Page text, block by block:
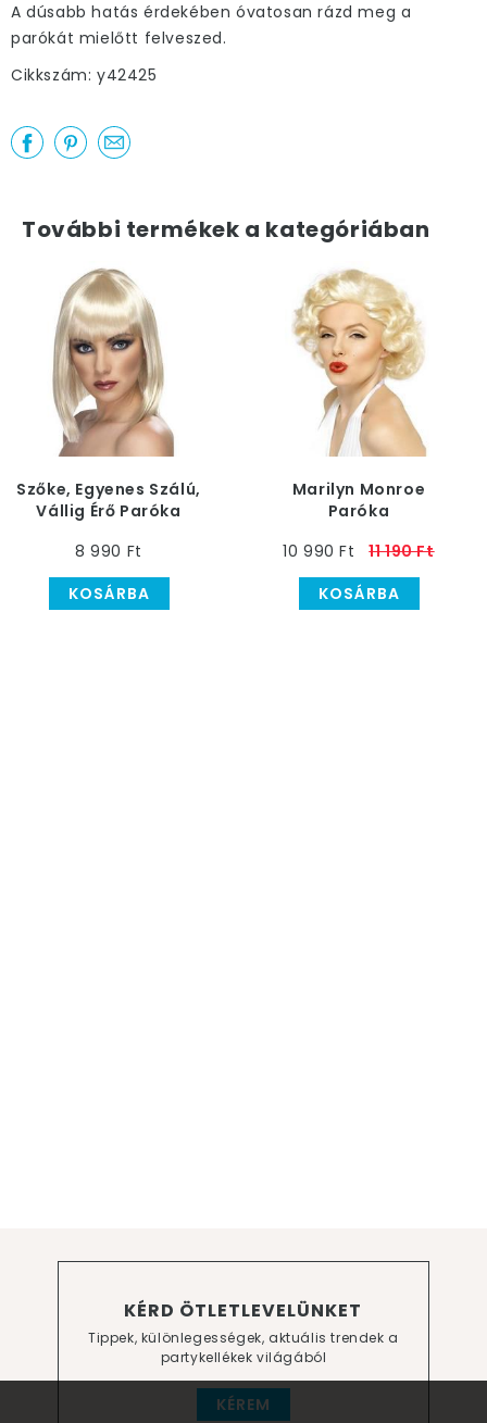
A dúsabb hatás érdekében óvatosan rázd meg a
parókát mielőtt felveszed.
Cikkszám: y42425
További termékek a kategóriában
Szőke, Egyenes Szálú,
Vállig Érő Paróka
8 990 Ft
KOSÁRBA
Marilyn Monroe
Paróka
10 990 Ft
11 190 Ft
KOSÁRBA
KÉRD ÖTLETLEVELÜNKET
Tippek, különlegességek, aktuális trendek a
partykellékek világából
KÉREM